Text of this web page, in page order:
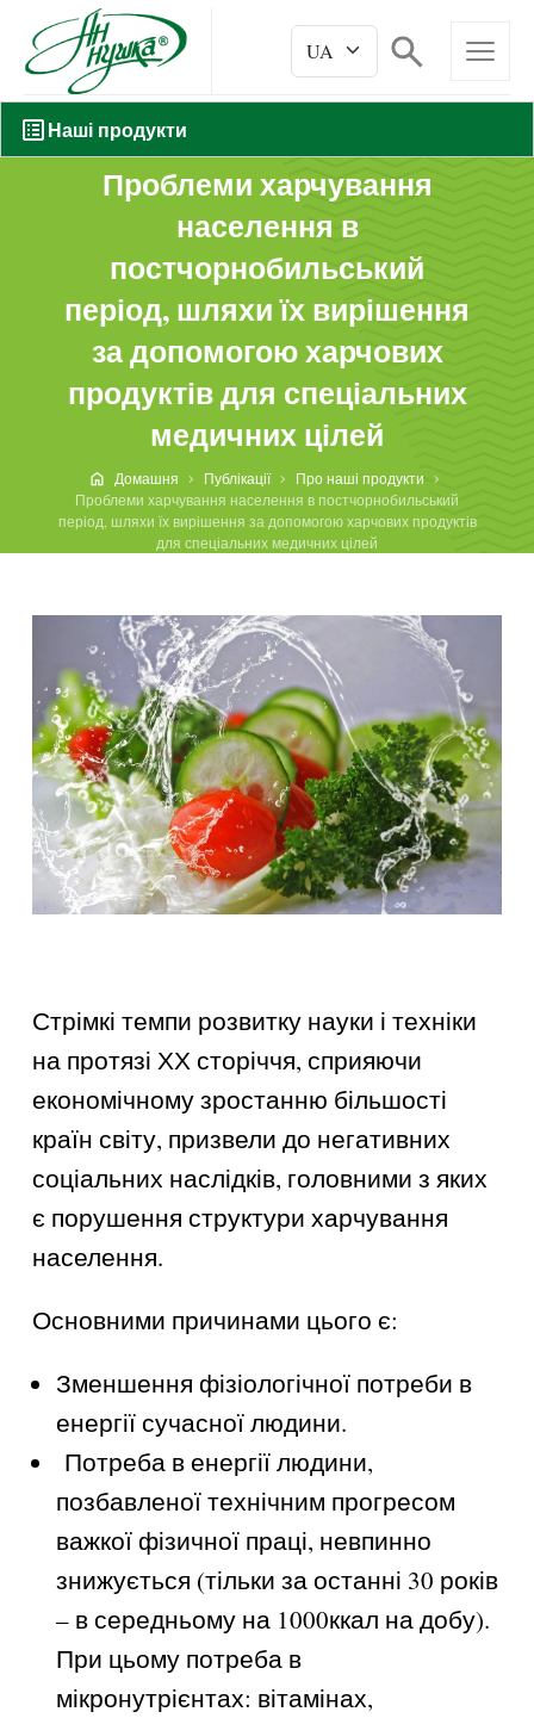
Наші продукти
Проблеми харчування
населення в
постчорнобильський
період, шляхи їх вирішення
за допомогою харчових
продуктів для спеціальних
медичних цілей
Домашня Публікації
Про наші продукти
Проблеми харчування населення в постчорнобильський
період, шляхи їх вирішення за допомогою харчових продуктів
для спеціальних медичних цілей
Стрімкі темпи розвитку науки і техніки
на протязі ХХ сторіччя, сприяючи
економічному зростанню більшості
країн світу, призвели до негативних
соціальних наслідків, головними з яких
є порушення структури харчування
населення.
Основними причинами цього є:
Зменшення фізіологічної потреби в
енергії сучасної людини.
Потреба в енергії людини,
позбавленої технічним прогресом
важкої фізичної праці, невпинно
знижується (тільки за останні 30 років
– в середньому на 1000ккал на добу).
При цьому потреба в
мікронутрієнтах: вітамінах,